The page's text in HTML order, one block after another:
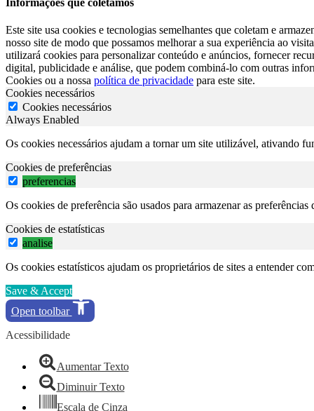
Este site usa cookies e tecnologias semelhantes que coletam e
nosso site de modo que possamos melhorar a sua experiência ao
utilizará cookies para personalizar conteúdo e anúncios, fornecer
digital, publicidade e análise, que podem combiná-lo com outras
Cookies ou a nossa política de privacidade para este site.
Cookies necessários
Cookies necessários
Always Enabled
Os cookies necessários ajudam a tornar um site utilizável, ativando
Cookies de preferências
preferencias
Os cookies de preferência são usados para armazenar as
Cookies de estatísticas
analise
Os cookies estatísticos ajudam os proprietários de sites a entender
Save & Accept
Open toolbar
Acessibilidade
Aumentar Texto
Diminuir Texto
Escala de Cinza